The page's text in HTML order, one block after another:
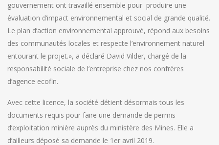
gouvernement ont travaillé ensemble pour produire une
évaluation d’impact environnemental et social de grande qualité.
Le plan d’action environnemental approuvé, répond aux besoins
des communautés locales et respecte l’environnement naturel
entourant le projet.», a déclaré David Vilder, chargé de la
responsabilité sociale de l’entreprise chez nos confrères
d’agence ecofin.
Avec cette licence, la société détient désormais tous les
documents requis pour faire une demande de permis
d’exploitation minière auprès du ministère des Mines. Elle a
d’ailleurs déposé sa demande le 1er avril 2019.